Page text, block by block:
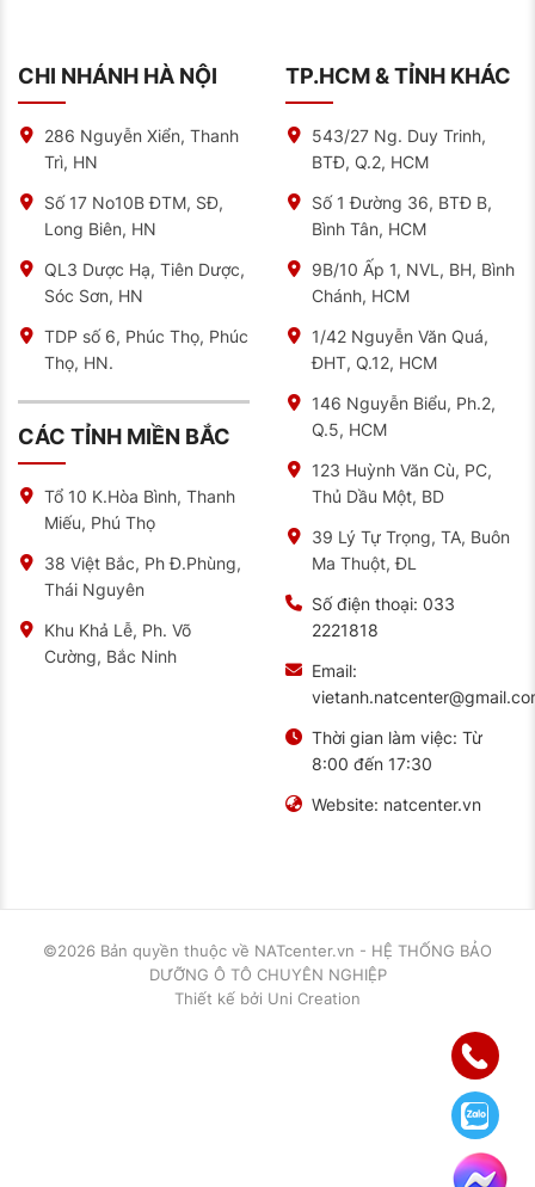
CHI NHÁNH HÀ NỘI
286 Nguyễn Xiển, Thanh
Trì, HN
Số 17 No10B ĐTM, SĐ,
Long Biên, HN
QL3 Dược Hạ, Tiên Dược,
Sóc Sơn, HN
TDP số 6, Phúc Thọ, Phúc
Thọ, HN.
CÁC TỈNH MIỀN BẮC
Tổ 10 K.Hòa Bình, Thanh
Miếu, Phú Thọ
38 Việt Bắc, Ph Đ.Phùng,
Thái Nguyên
Khu Khả Lễ, Ph. Võ
Cường, Bắc Ninh
TP.HCM & TỈNH KHÁC
543/27 Ng. Duy Trinh,
BTĐ, Q.2, HCM
Số 1 Đường 36, BTĐ B,
Bình Tân, HCM
9B/10 Ấp 1, NVL, BH, Bình
Chánh, HCM
1/42 Nguyễn Văn Quá,
ĐHT, Q.12, HCM
146 Nguyễn Biểu, Ph.2,
Q.5, HCM
123 Huỳnh Văn Cù, PC,
Thủ Dầu Một, BD
39 Lý Tự Trọng, TA, Buôn
Ma Thuột, ĐL
Số điện thoại: 033
2221818
Email:
Thời gian làm việc: Từ
8:00 đến 17:30
Website: natcenter.vn
©2026 Bản quyền thuộc về NATcenter.vn - HỆ THỐNG BẢO
DƯỠNG Ô TÔ CHUYÊN NGHIỆP
Thiết kế bởi Uni Creation